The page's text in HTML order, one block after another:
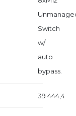
Switch
w/
auto
bypass.
39 444,4